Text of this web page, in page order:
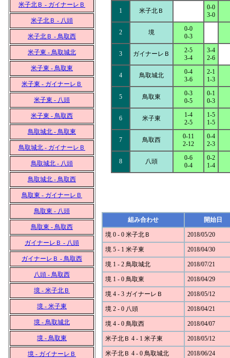
米子北Ｂ - ガイナーレＢ
米子北Ｂ - 八頭
米子北Ｂ - 鳥取西
米子東 - 鳥取城北
米子東 - 鳥取東
米子東 - ガイナーレＢ
米子東 - 八頭
米子東 - 鳥取西
鳥取城北 - 鳥取東
鳥取城北 - ガイナーレＢ
鳥取城北 - 八頭
鳥取城北 - 鳥取西
鳥取東 - ガイナーレＢ
鳥取東 - 八頭
鳥取東 - 鳥取西
ガイナーレＢ - 八頭
ガイナーレＢ - 鳥取西
八頭 - 鳥取西
境 - 米子北Ｂ
境 - 米子東
境 - 鳥取城北
境 - 鳥取東
境 - ガイナーレＢ
1 米子北Ｂ
0-0
3-0
2 境
0-0
0-3
3 ガイナーレＢ
2-5
3-4
3-4
2-6
4 鳥取城北
0-4
3-6
2-1
1-3
5 鳥取東
0-3
0-5
0-1
0-3
6 米子東
1-4
2-5
1-5
1-5
7 鳥取西
0-11
2-12
0-4
2-3
8 八頭
0-6
0-4
0-2
1-4
組み合わせ 開始日
境 0 - 0 米子北Ｂ 2018/05/20
境 5 - 1 米子東 2018/04/30
境 1 - 2 鳥取城北 2018/07/21
境 1 - 0 鳥取東 2018/04/29
境 4 - 3 ガイナーレＢ 2018/05/12
境 2 - 0 八頭 2018/04/21
境 4 - 0 鳥取西 2018/04/07
米子北Ｂ 4 - 1 米子東 2018/05/12
米子北Ｂ 4 - 0 鳥取城北 2018/06/24